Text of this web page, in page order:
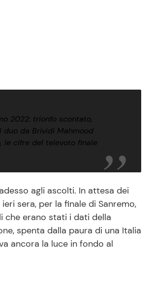
2022: trionfo scontato,
duo da Brividi Mahmood
le cifre del televoto finale
agli ascolti. In attesa dei
sera, per la finale di Sanremo,
che erano stati i dati della
spenta dalla paura di una Italia
ancora la luce in fondo al